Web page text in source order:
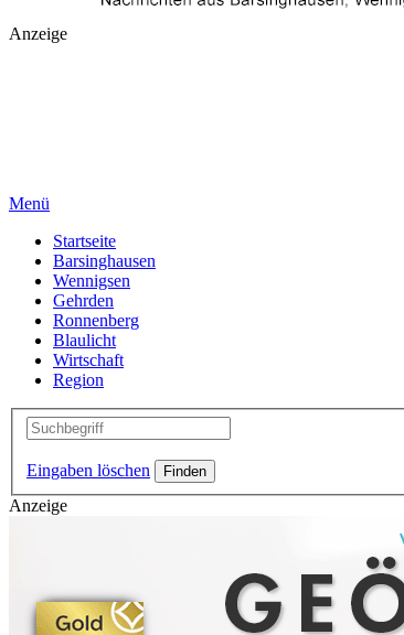
Anzeige
Menü
Startseite
Barsinghausen
Wennigsen
Gehrden
Ronnenberg
Blaulicht
Wirtschaft
Region
Eingaben löschen
Anzeige